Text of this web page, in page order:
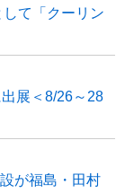
て「クーリン
展＜8/26～28
が福島・田村